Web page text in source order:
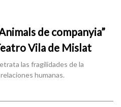
de companyia”
Vila de Mislat
las fragilidades de la
humanas.